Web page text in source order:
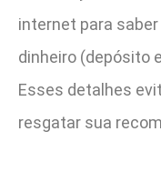
internet para
dinheiro (depósito
Esses detalhes
resgatar sua